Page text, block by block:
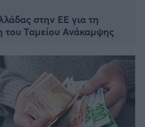
στην ΕΕ για τη
του Ταμείου Ανάκαμψης